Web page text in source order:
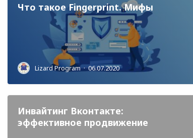
Что такое Fingerprint. Мифы
Lizard Program · 06.07.2020
Инвайтинг Вконтакте:
эффективное продвижение